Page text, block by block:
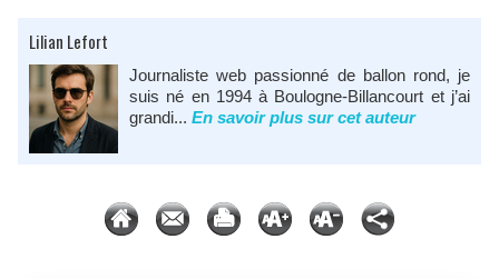
Lilian Lefort
Journaliste web passionné de ballon rond, je
suis né en 1994 à Boulogne-Billancourt et j’ai
grandi... En savoir plus sur cet auteur